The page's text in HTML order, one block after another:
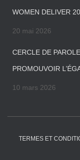
WOMEN DELIVER
20 mai 2026
CERCLE DE
PROMOUVOIR
10 mars 2026
TERMES ET